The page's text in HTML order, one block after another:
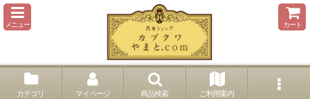
メニュー カート
カテゴリ マイページ 商品検索 ご利用案内